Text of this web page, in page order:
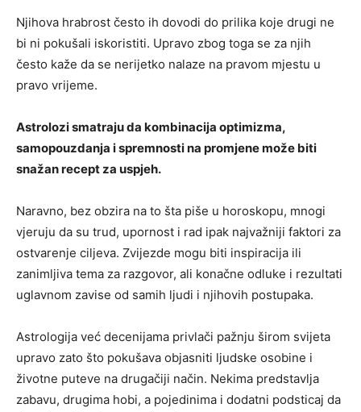
Njihova hrabrost često ih dovodi do prilika koje drugi ne
bi ni pokušali iskoristiti. Upravo zbog toga se za njih
često kaže da se nerijetko nalaze na pravom mjestu u
pravo vrijeme.
Astrolozi smatraju da kombinacija optimizma,
samopouzdanja i spremnosti na promjene može biti
snažan recept za uspjeh.
Naravno, bez obzira na to šta piše u horoskopu, mnogi
vjeruju da su trud, upornost i rad ipak najvažniji faktori za
ostvarenje ciljeva. Zvijezde mogu biti inspiracija ili
zanimljiva tema za razgovor, ali konačne odluke i rezultati
uglavnom zavise od samih ljudi i njihovih postupaka.
Astrologija već decenijama privlači pažnju širom svijeta
upravo zato što pokušava objasniti ljudske osobine i
životne puteve na drugačiji način. Nekima predstavlja
zabavu, drugima hobi, a pojedinima i dodatni podsticaj da